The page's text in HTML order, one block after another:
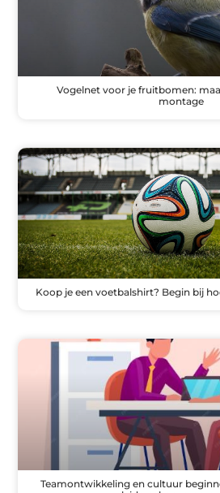
Vogelnet voor je fruitbomen:
montage
Koop je een voetbalshirt? Begin bij
Teamontwikkeling en cultuur